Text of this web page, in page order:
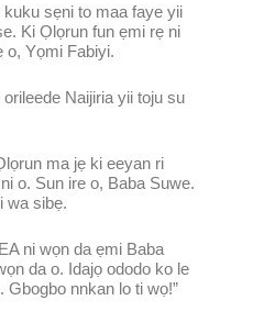
kuku sẹni to maa faye yii
Ki Ọlọrun fun ẹmi rẹ ni
o, Yọmi Fabiyi.
Naijiria yii toju su
ma jẹ ki eeyan ri
o. Sun ire o, Baba Suwe.
wa sibẹ.
ni wọn da ẹmi Baba
da o. Idajọ ododo ko le
Gbogbo nnkan lo ti wọ!”